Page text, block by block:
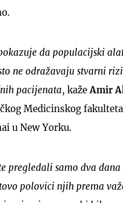
da populacijski
ne odražavaju stvarni
pacijenata, kaže Amir
Medicinskog
u New Yorku.
pregledali samo dva
polovici njih prema